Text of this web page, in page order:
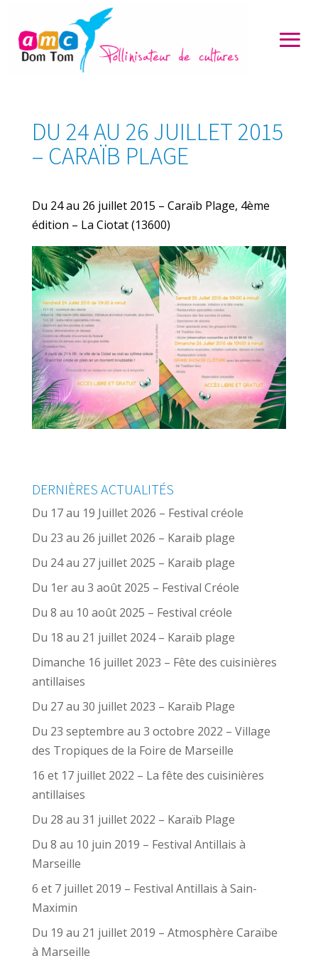
DU 24 AU 26 JUILLET 2015
– CARAÏB PLAGE
Du 24 au 26 juillet 2015 – Caraïb Plage, 4ème
édition – La Ciotat (13600)
DERNIÈRES ACTUALITÉS
Du 17 au 19 Juillet 2026 – Festival créole
Du 23 au 26 juillet 2026 – Karaib plage
Du 24 au 27 juillet 2025 – Karaib plage
Du 1er au 3 août 2025 – Festival Créole
Du 8 au 10 août 2025 – Festival créole
Du 18 au 21 juillet 2024 – Karaïb plage
Dimanche 16 juillet 2023 – Fête des cuisinières
antillaises
Du 27 au 30 juillet 2023 – Karaïb Plage
Du 23 septembre au 3 octobre 2022 – Village
des Tropiques de la Foire de Marseille
16 et 17 juillet 2022 – La fête des cuisinières
antillaises
Du 28 au 31 juillet 2022 – Karaïb Plage
Du 8 au 10 juin 2019 – Festival Antillais à
Marseille
6 et 7 juillet 2019 – Festival Antillais à Sain-
Maximin
Du 19 au 21 juillet 2019 – Atmosphère Caraïbe
à Marseille